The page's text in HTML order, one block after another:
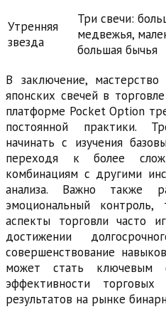
Утренняя
звезда
Три свечи:
медвежья,
большая бычья
В заключение, мастерство
японских свечей в
платформе Pocket Option
постоянной практики.
начинать с изучения
переходя к более
комбинациям с другими
анализа. Важно также
эмоциональный контроль,
аспекты торговли часто
достижении
совершенствование
может стать ключевым
эффективности
результатов на рынке